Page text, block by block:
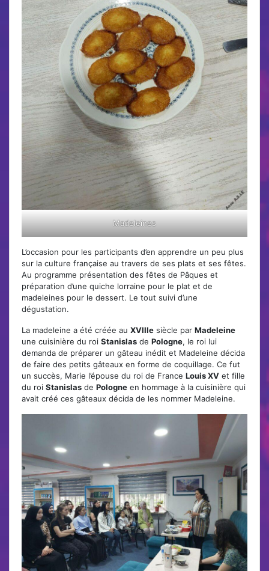
Madeleines
L’occasion pour les participants d’en apprendre un peu plus
sur la culture française au travers de ses plats et ses fêtes.
Au programme présentation des fêtes de Pâques et
préparation d’une quiche lorraine pour le plat et de
madeleines pour le dessert. Le tout suivi d’une
dégustation.
La madeleine a été créée au XVIIIe siècle par Madeleine
une cuisinière du roi Stanislas de Pologne, le roi lui
demanda de préparer un gâteau inédit et Madeleine décida
de faire des petits gâteaux en forme de coquillage. Ce fut
un succès, Marie l’épouse du roi de France Louis XV et fille
du roi Stanislas de Pologne en hommage à la cuisinière qui
avait créé ces gâteaux décida de les nommer Madeleine.